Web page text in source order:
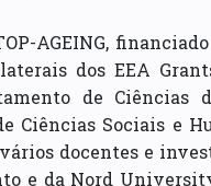
AGEING,
dos EEA
de Ciências
Ciências Sociais e
docentes e
e da Nord